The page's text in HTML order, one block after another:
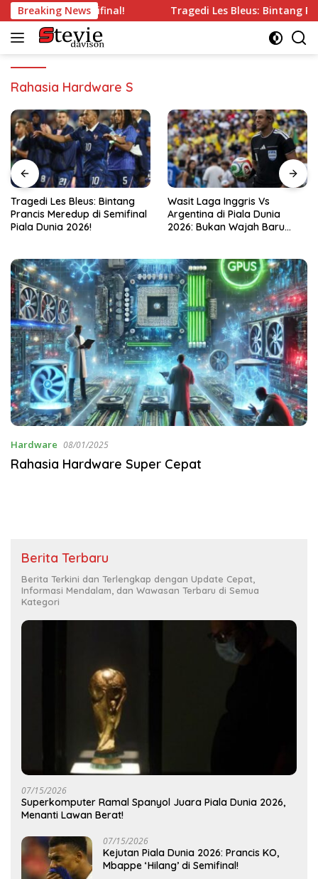
Langsung
ke
konten
Breaking News
di Semifinal! Tragedi Les Bleus: Bintang
Rahasia Hardware S
Tragedi Les Bleus: Bintang
Prancis Meredup di Semifinal
Piala Dunia 2026!
Wasit Laga Inggris Vs
Argentina di Piala Dunia
2026: Bukan Wajah Baru
Hardware 08/01/2025
Rahasia Hardware Super Cepat
Berita Terbaru
Berita Terkini dan Terlengkap dengan Update Cepat,
Informasi Mendalam, dan Wawasan Terbaru di Semua
Kategori
07/15/2026
Superkomputer Ramal Spanyol Juara Piala Dunia 2026,
Menanti Lawan Berat!
07/15/2026
Kejutan Piala Dunia 2026: Prancis KO,
Mbappe ‘Hilang’ di Semifinal!